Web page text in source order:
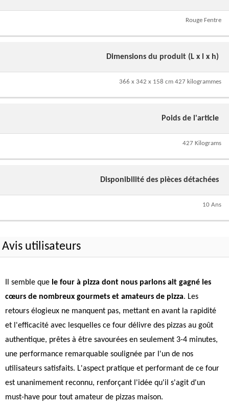
Rouge Fentre
Dimensions du produit (L x l x h)
366 x 342 x 158 cm 427 kilogrammes
Poids de l'article
427 Kilograms
Disponibilité des pièces détachées
10 Ans
Avis utilisateurs
Il semble que le four à pizza dont nous parlons ait gagné les
cœurs de nombreux gourmets et amateurs de pizza. Les
retours élogieux ne manquent pas, mettant en avant la rapidité
et l'efficacité avec lesquelles ce four délivre des pizzas au goût
authentique, prêtes à être savourées en seulement 3-4 minutes,
une performance remarquable soulignée par l'un de nos
utilisateurs satisfaits. L'aspect pratique et performant de ce four
est unanimement reconnu, renforçant l'idée qu'il s'agit d'un
must-have pour tout amateur de pizzas maison.